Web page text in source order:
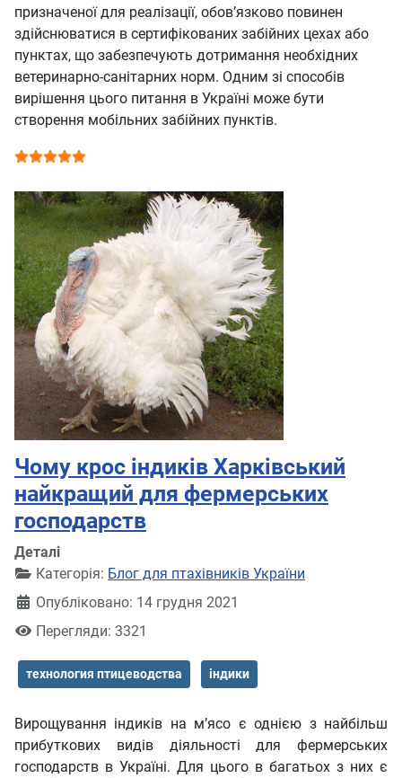
призначеної для реалізації, обов’язково повинен
здійснюватися в сертифікованих забійних цехах або
пунктах, що забезпечують дотримання необхідних
ветеринарно-санітарних норм. Одним зі способів
вирішення цього питання в Україні може бути
створення мобільних забійних пунктів.
Рейтинг користувача:
Чому крос індиків Харківський
найкращий для фермерських
господарств
Деталі
Категорія: Блог для птахівників України
Опубліковано: 14 грудня 2021
Перегляди: 3321
технология птицеводства індики
Вирощування індиків на м’ясо є однією з найбільш
прибуткових видів діяльності для фермерських
господарств в Україні. Для цього в багатьох з них є